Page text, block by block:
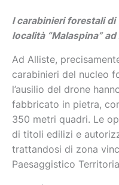
I carabinieri forestali di
località “Malaspina”
Ad Alliste,
carabinieri del nucleo
l’ausilio del drone
fabbricato in pietra,
350 metri quadri. Le
di titoli edilizi e
trattandosi di zona
Paesaggistico